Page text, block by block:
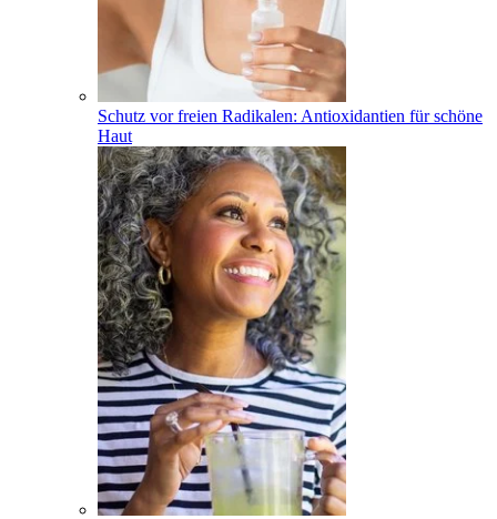
Schutz vor freien Radikalen: Antioxidantien für schöne
Haut